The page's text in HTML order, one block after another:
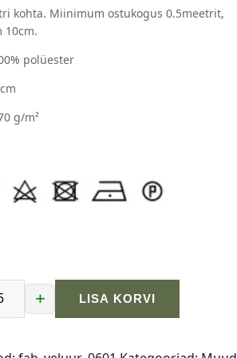
kohta. Miinimum ostukogus 0.5meetrit,
10cm.
polüester
g/m²
+ LISA KORVI